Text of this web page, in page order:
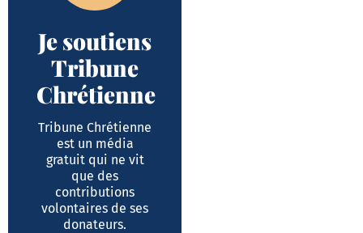
Je soutiens
Tribune
Chrétienne
Tribune Chrétienne
est un média
gratuit qui ne vit
que des
contributions
volontaires de ses
donateurs.